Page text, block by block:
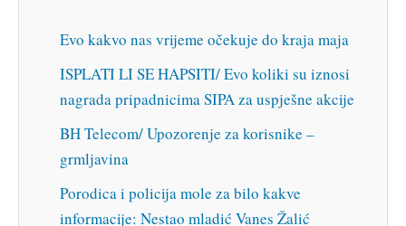
Evo kakvo nas vrijeme očekuje do kraja maja
ISPLATI LI SE HAPSITI/ Evo koliki su iznosi
nagrada pripadnicima SIPA za uspješne akcije
BH Telecom/ Upozorenje za korisnike –
grmljavina
Porodica i policija mole za bilo kakve
informacije: Nestao mladić Vanes Žalić